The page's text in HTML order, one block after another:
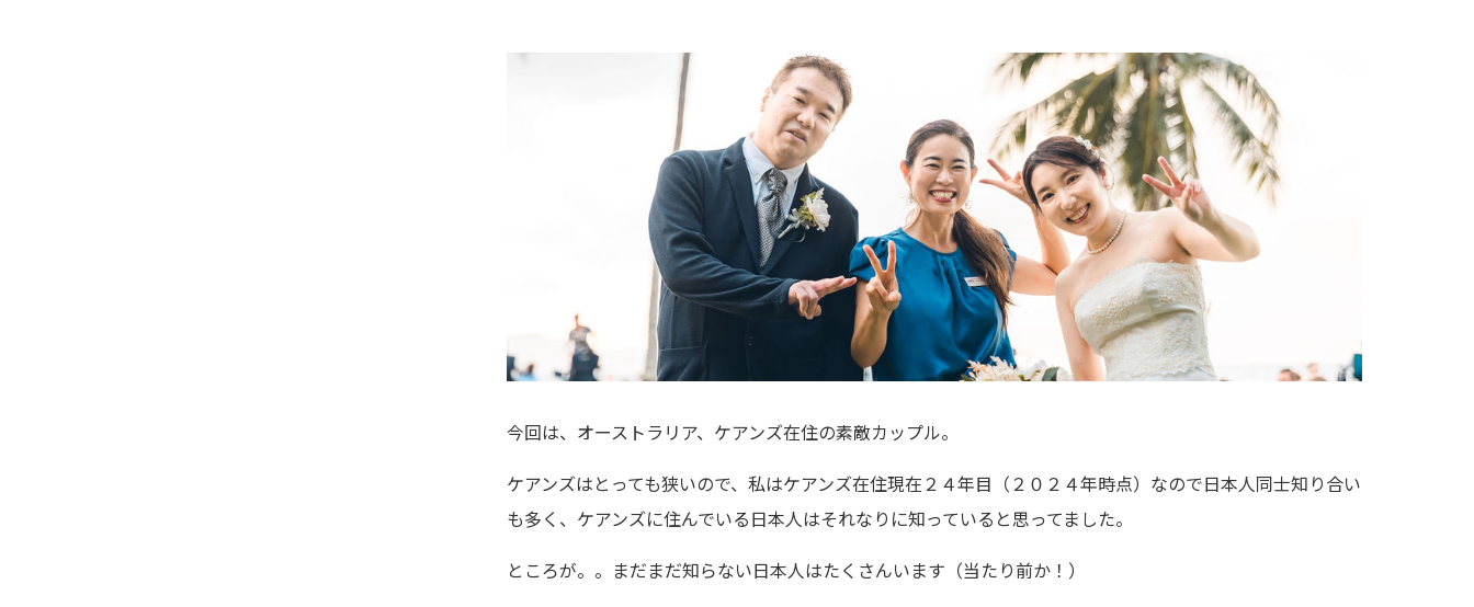
今回は、オーストラリア、ケアンズ在住の素敵カップル。
ケアンズはとっても狭いので、私はケアンズ在住現在２４年目（２０２４年時点）なので日本人同士知り合い
も多く、ケアンズに住んでいる日本人はそれなりに知っていると思ってました。
ところが。。まだまだ知らない日本人はたくさんいます（当たり前か！）